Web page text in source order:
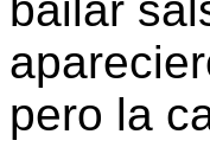
bailar
pero la